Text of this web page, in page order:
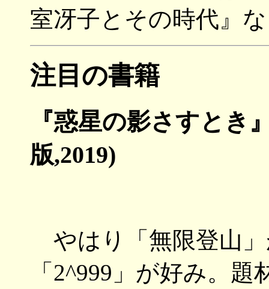
室冴子とその時代』
注目の書籍
『惑星の影さすとき
版,2019)
やはり「無限登山
「2^999」が好み。